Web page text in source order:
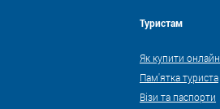
Туристам
Як купити онлайн
Пам'ятка туриста
Візи та паспорти